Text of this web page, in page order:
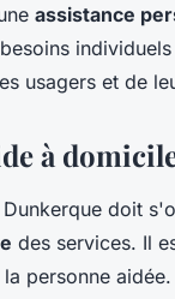
assistance
usagers et de
à
doit
des services. Il
personne aidée.